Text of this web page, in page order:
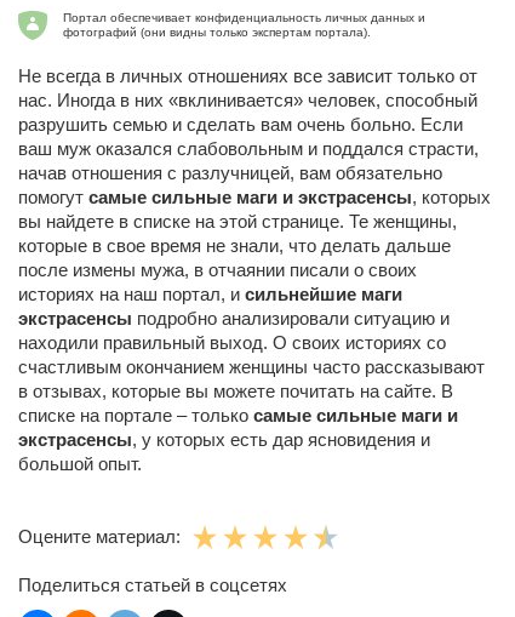
Портал обеспечивает конфиденциальность личных данных и
фотографий (они видны только экспертам портала).
Не всегда в личных отношениях все зависит только от
нас. Иногда в них «вклинивается» человек, способный
разрушить семью и сделать вам очень больно. Если
ваш муж оказался слабовольным и поддался страсти,
начав отношения с разлучницей, вам обязательно
помогут самые сильные маги и экстрасенсы, которых
вы найдете в списке на этой странице. Те женщины,
которые в свое время не знали, что делать дальше
после измены мужа, в отчаянии писали о своих
историях на наш портал, и сильнейшие маги
экстрасенсы подробно анализировали ситуацию и
находили правильный выход. О своих историях со
счастливым окончанием женщины часто рассказывают
в отзывах, которые вы можете почитать на сайте. В
списке на портале – только самые сильные маги и
экстрасенсы, у которых есть дар ясновидения и
большой опыт.
Оцените материал:
Поделиться статьей в соцсетях